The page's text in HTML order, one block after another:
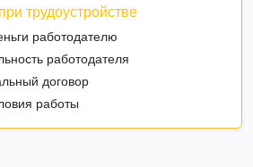
трудоустройстве
работодателю
работодателя
договор
работы